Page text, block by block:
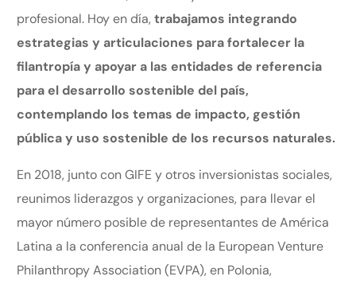
profesional. Hoy en día, trabajamos integrando
estrategias y articulaciones para fortalecer la
filantropía y apoyar a las entidades de referencia
para el desarrollo sostenible del país,
contemplando los temas de impacto, gestión
pública y uso sostenible de los recursos naturales.
En 2018, junto con GIFE y otros inversionistas sociales,
reunimos liderazgos y organizaciones, para llevar el
mayor número posible de representantes de América
Latina a la conferencia anual de la European Venture
Philanthropy Association (EVPA), en Polonia,